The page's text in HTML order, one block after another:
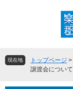
頭
飛現在地 トップページ >
譲渡会について